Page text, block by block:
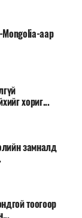
Mongolia-аар
хориг...
замналд
тоогоор